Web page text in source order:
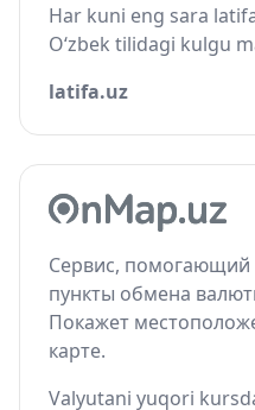
Har kuni eng sara
O‘zbek tilidagi kulgu
latifa.uz
Сервис,
пункты обмена
Покажет
карте.
Valyutani yuqori